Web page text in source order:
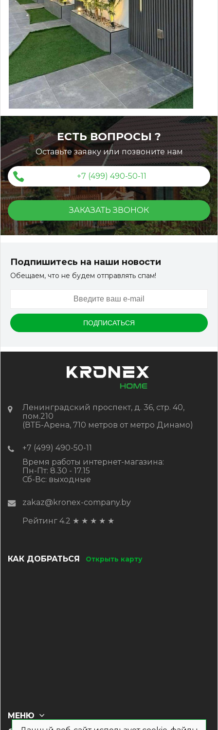
150*25*3000 мм
КУПИТЬ
Монтаж забора из
универсальной доски ДПК
Монтаж вентфасада из
универсальной доски ДПК
ЕСТЬ ВОПРОСЫ ?
Оставьте заявку или позвоните нам
+7 (499) 490-50-11
ЗАКАЗАТЬ ЗВОНОК
Подпишитесь на наши новости
Обещаем, что не будем отправлять спам!
Ленинградский проспект, д. 36, стр. 40,
пом.210
(ВТБ-Арена, 710 метров от метро Динамо)
+7 (499) 490-50-11
Время работы интернет-магазина:
Пн-Пт: 8.30 - 17.15
Сб-Вс: выходные
zakaz@kronex-company.by
Рейтинг 4.2 ★ ★ ★ ★ ★
КАК ДОБРАТЬСЯ Открыть карту
МЕНЮ